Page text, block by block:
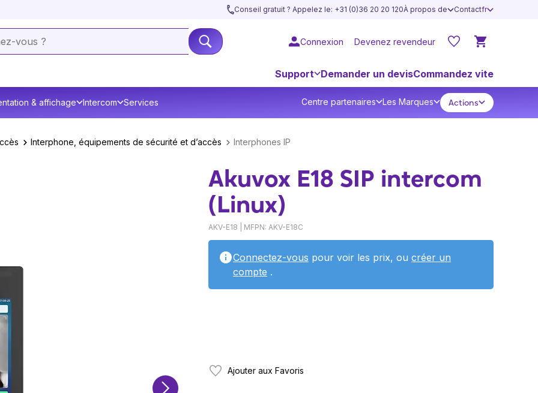
Conseil gratuit ? Appelez le: +31 (0)36 20 20 120À propos de Contactfr
Connexion Devenez revendeur
Support Demander un devisCommandez vite
& affichage Intercom Services Centre partenaires Les Marques Actions
Interphone, équipements de sécurité et d’accès Interphones IP
Akuvox E18 SIP intercom
(Linux)
AKV-E18 | MFPN: AKV-E18C
Connectez-vous pour voir les prix, ou créer un
compte .
Ajouter aux Favoris